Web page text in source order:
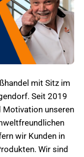
mit Sitz im
Seit 2019
Motivation unseren
wir Kunden in
Wir sind